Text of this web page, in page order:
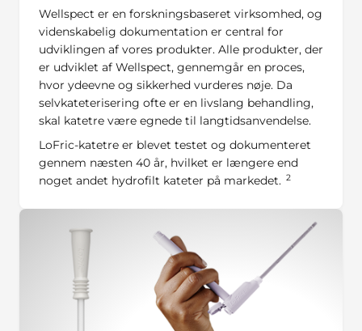
Wellspect er en forskningsbaseret virksomhed, og
videnskabelig dokumentation er central for
udviklingen af vores produkter. Alle produkter, der
er udviklet af Wellspect, gennemgår en proces,
hvor ydeevne og sikkerhed vurderes nøje. Da
selvkateterisering ofte er en livslang behandling,
skal katetre være egnede til langtidsanvendelse.
LoFric-katetre er blevet testet og dokumenteret
gennem næsten 40 år, hvilket er længere end
noget andet hydrofilt kateter på markedet. 2